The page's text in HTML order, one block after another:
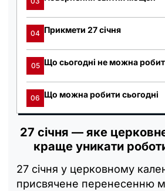
04 Прикмети 27 січня
05 Що сьогодні не можна
06 Що можна робити сьогодні
27 січня — яке
краще уникати
27 січня у церковному
присвячене перенесенню